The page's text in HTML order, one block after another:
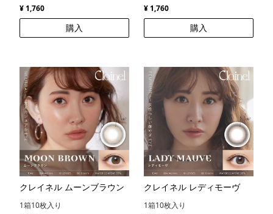
¥ 1,760
購入
¥ 1,760
購入
クレイネル ムーンブラウン
1箱10枚入り
クレイネル レディモーヴ
1箱10枚入り